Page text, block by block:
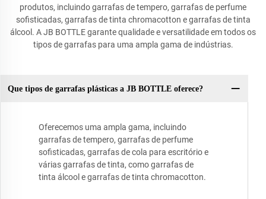
produtos, incluindo garrafas de tempero, garrafas de perfume
sofisticadas, garrafas de tinta chromacotton e garrafas de tinta
álcool. A JB BOTTLE garante qualidade e versatilidade em todos os
tipos de garrafas para uma ampla gama de indústrias.
Que tipos de garrafas plásticas a JB BOTTLE oferece?
Oferecemos uma ampla gama, incluindo
garrafas de tempero, garrafas de perfume
sofisticadas, garrafas de cola para escritório e
várias garrafas de tinta, como garrafas de
tinta álcool e garrafas de tinta chromacotton.